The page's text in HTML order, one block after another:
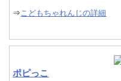
⇒こどもちゃれんじの詳細
ポピっこ